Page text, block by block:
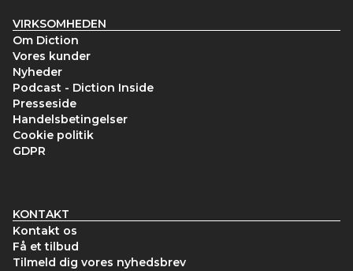
VIRKSOMHEDEN
Om Diction
Vores kunder
Nyheder
Podcast - Diction Inside
Presseside
Handelsbetingelser
Cookie politik
GDPR
KONTAKT
Kontakt os
Få et tilbud
Tilmeld dig vores nyhedsbrev